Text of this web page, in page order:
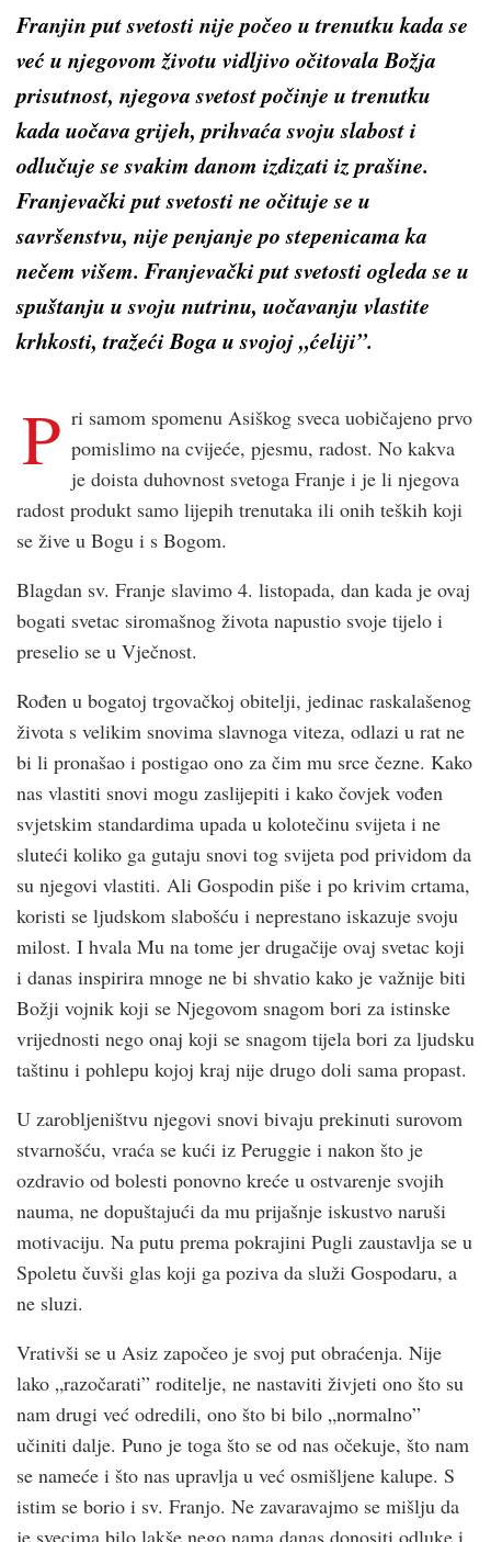
Franjin put svetosti nije počeo u trenutku kada se
već u njegovom životu vidljivo očitovala Božja
prisutnost, njegova svetost počinje u trenutku
kada uočava grijeh, prihvaća svoju slabost i
odlučuje se svakim danom izdizati iz prašine.
Franjevački put svetosti ne očituje se u
savršenstvu, nije penjanje po stepenicama ka
nečem višem. Franjevački put svetosti ogleda se u
spuštanju u svoju nutrinu, uočavanju vlastite
krhkosti, tražeći Boga u svojoj „ćeliji”.
P ri samom spomenu Asiškog sveca uobičajeno prvo
pomislimo na cvijeće, pjesmu, radost. No kakva
je doista duhovnost svetoga Franje i je li njegova
radost produkt samo lijepih trenutaka ili onih teških koji
se žive u Bogu i s Bogom.
Blagdan sv. Franje slavimo 4. listopada, dan kada je ovaj
bogati svetac siromašnog života napustio svoje tijelo i
preselio se u Vječnost.
Rođen u bogatoj trgovačkoj obitelji, jedinac raskalašenog
života s velikim snovima slavnoga viteza, odlazi u rat ne
bi li pronašao i postigao ono za čim mu srce čezne. Kako
nas vlastiti snovi mogu zaslijepiti i kako čovjek vođen
svjetskim standardima upada u kolotečinu svijeta i ne
sluteći koliko ga gutaju snovi tog svijeta pod prividom da
su njegovi vlastiti. Ali Gospodin piše i po krivim crtama,
koristi se ljudskom slabošću i neprestano iskazuje svoju
milost. I hvala Mu na tome jer drugačije ovaj svetac koji
i danas inspirira mnoge ne bi shvatio kako je važnije biti
Božji vojnik koji se Njegovom snagom bori za istinske
vrijednosti nego onaj koji se snagom tijela bori za ljudsku
taštinu i pohlepu kojoj kraj nije drugo doli sama propast.
U zarobljeništvu njegovi snovi bivaju prekinuti surovom
stvarnošću, vraća se kući iz Peruggie i nakon što je
ozdravio od bolesti ponovno kreće u ostvarenje svojih
nauma, ne dopuštajući da mu prijašnje iskustvo naruši
motivaciju. Na putu prema pokrajini Pugli zaustavlja se u
Spoletu čuvši glas koji ga poziva da služi Gospodaru, a
ne sluzi.
Vrativši se u Asiz započeo je svoj put obraćenja. Nije
lako „razočarati” roditelje, ne nastaviti živjeti ono što su
nam drugi već odredili, ono što bi bilo „normalno”
učiniti dalje. Puno je toga što se od nas očekuje, što nam
se nameće i što nas upravlja u već osmišljene kalupe. S
istim se borio i sv. Franjo. Ne zavaravajmo se mišlju da
je svecima bilo lakše nego nama danas donositi odluke i